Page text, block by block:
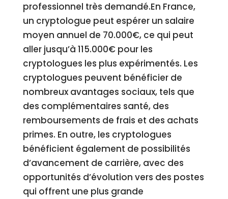
professionnel très demandé.En France,
un cryptologue peut espérer un salaire
moyen annuel de 70.000€, ce qui peut
aller jusqu’à 115.000€ pour les
cryptologues les plus expérimentés. Les
cryptologues peuvent bénéficier de
nombreux avantages sociaux, tels que
des complémentaires santé, des
remboursements de frais et des achats
primes. En outre, les cryptologues
bénéficient également de possibilités
d’avancement de carrière, avec des
opportunités d’évolution vers des postes
qui offrent une plus grande